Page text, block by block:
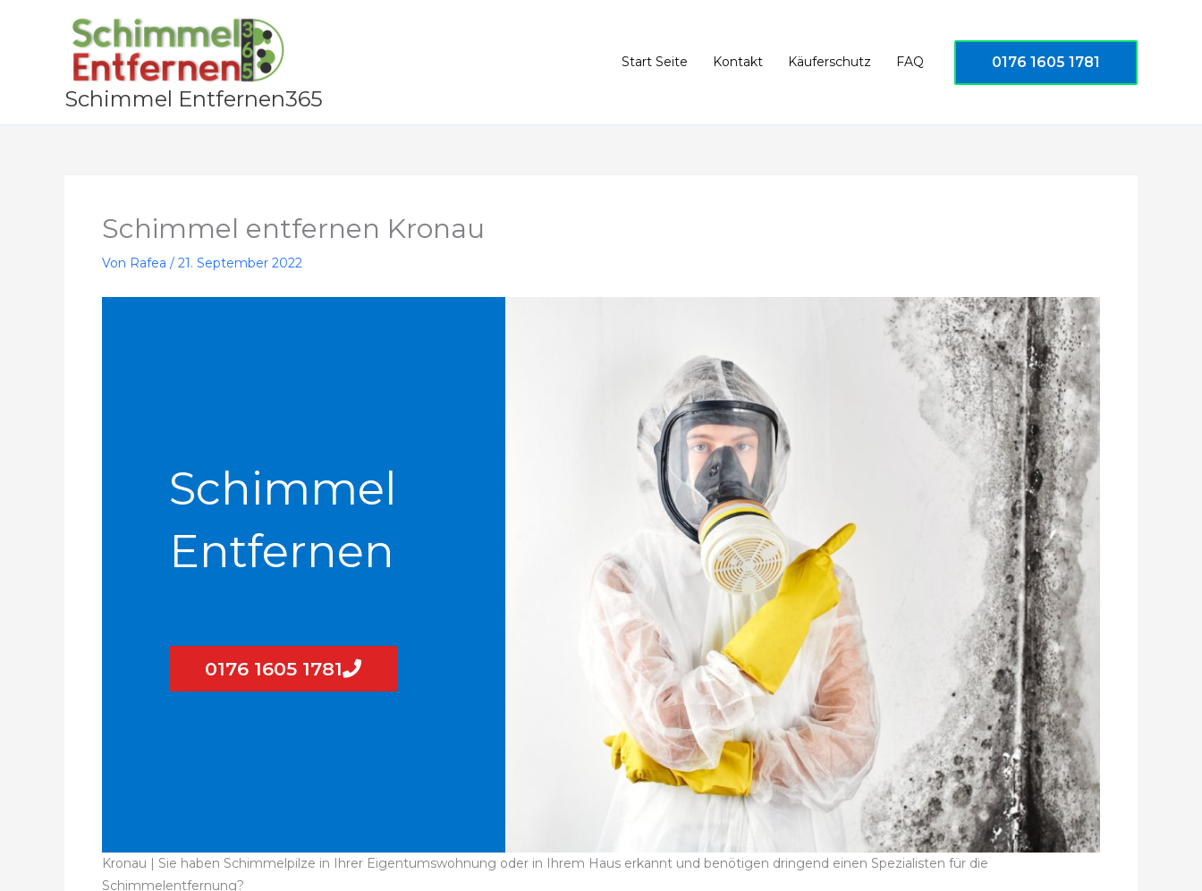
Schimmel Entfernen365
Start Seite Kontakt Käuferschutz FAQ 0176 1605 1781
Schimmel entfernen Kronau
Von Rafea / 21. September 2022
Schimmel
Entfernen
0176 1605 1781
Kronau | Sie haben Schimmelpilze in Ihrer Eigentumswohnung oder in Ihrem Haus erkannt und benötigen dringend einen Spezialisten für die
Schimmelentfernung?